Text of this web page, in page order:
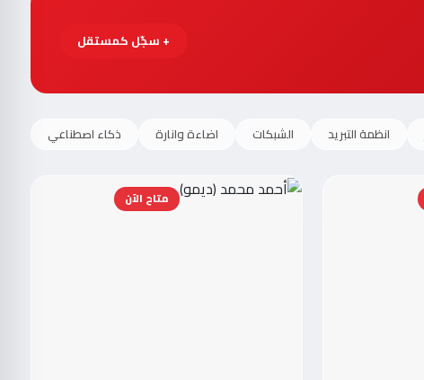
+ سجّل كمستقل
انظمة التبريد الشبكات اضاءة وانارة ذكاء اصطناعي
متاح الآن